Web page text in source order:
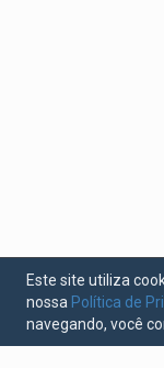
Este site utiliza
nossa Política de
navegando, você